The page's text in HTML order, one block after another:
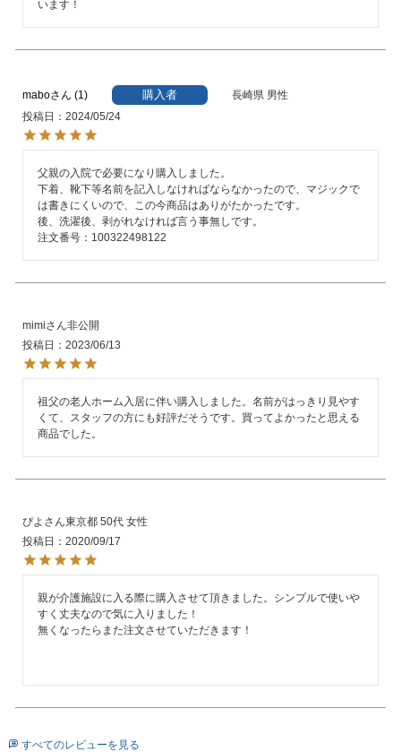
います！
mabo 1 購入者 長崎県 男性
投稿日
2024/05/24
父親の入院で必要になり購入しました。
下着、靴下等名前を記入しなければならなかったので、マジックで
は書きにくいので、この今商品はありがたかったです。
後、洗濯後、剥がれなければ言う事無しです。
注文番号：100322498122
mimi
非公開
投稿日
2023/06/13
祖父の老人ホーム入居に伴い購入しました。名前がはっきり見やす
くて、スタッフの方にも好評だそうです。買ってよかったと思える
商品でした。
ぴよ 東京都 50代 女性
投稿日
2020/09/17
親が介護施設に入る際に購入させて頂きました。シンプルで使いや
すく丈夫なので気に入りました！
無くなったらまた注文させていただきます！
すべてのレビューを見る